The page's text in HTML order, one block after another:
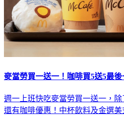
麥當勞買一送一！咖啡買5送5最
週一上班快吃麥當勞買一送一，除
還有咖啡優惠！中杯飲料及金選